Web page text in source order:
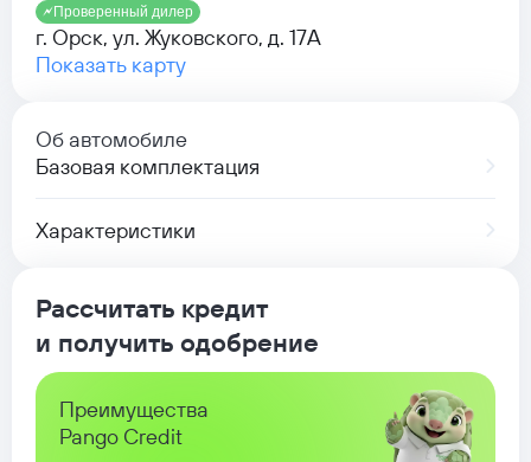
Проверенный дилер
г. Орск, ул. Жуковского, д. 17А
Показать карту
Об автомобиле
Базовая комплектация
Характеристики
Рассчитать кредит
и получить одобрение
Преимущества
Pango Credit